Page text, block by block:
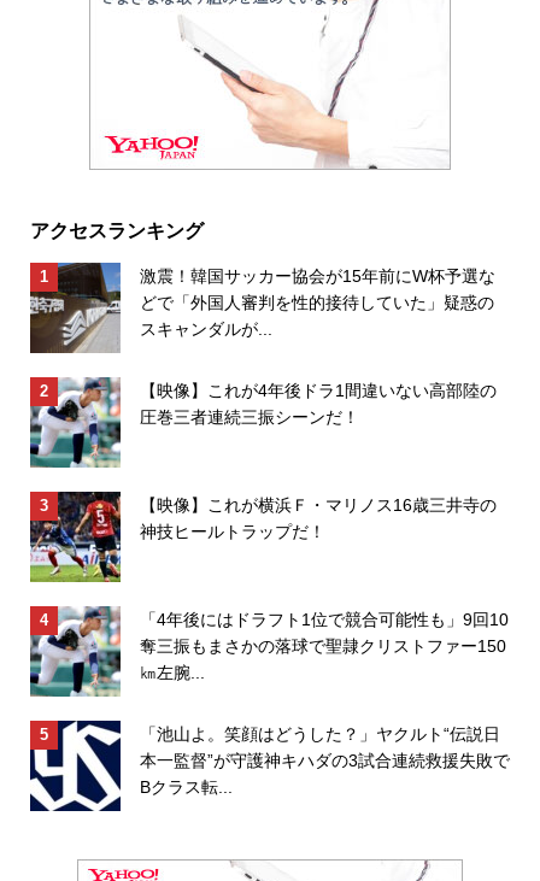
アクセスランキング
激震！韓国サッカー協会が15年前にW杯予選な
どで「外国人審判を性的接待していた」疑惑の
スキャンダルが...
【映像】これが4年後ドラ1間違いない高部陸の
圧巻三者連続三振シーンだ！
【映像】これが横浜Ｆ・マリノス16歳三井寺の
神技ヒールトラップだ！
「4年後にはドラフト1位で競合可能性も」9回10
奪三振もまさかの落球で聖隷クリストファー150
㎞左腕...
「池山よ。笑顔はどうした？」ヤクルト“伝説日
本一監督”が守護神キハダの3試合連続救援失敗で
Bクラス転...